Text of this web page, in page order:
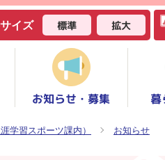
イズ 標準 拡大
お知らせ・募集 暮
学習スポーツ課内） お知らせ